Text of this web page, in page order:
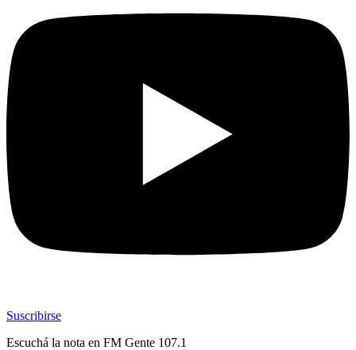
Suscribirse
Escuchá la nota en FM Gente 107.1